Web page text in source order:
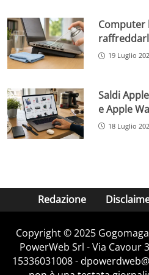
Computer
19 Luglio
Saldi
e Apple
18 Luglio
Redazione
Copyright © 2025
PowerWeb Srl - Via Cavour
15336031008 -